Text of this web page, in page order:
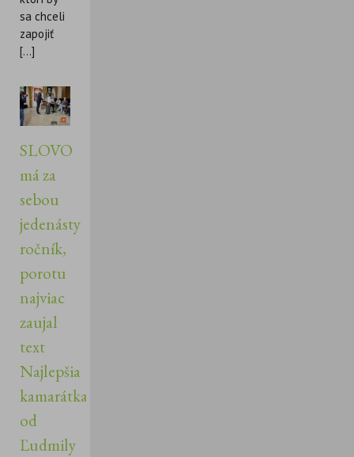
sa chceli
zapojiť
[...]
SLOVO
má za
sebou
jedenásty
ročník,
porotu
najviac
zaujal
text
Najlepšia
kamarátka
od
Ľudmily